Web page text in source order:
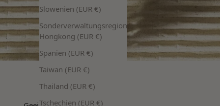
Slowenien (EUR €)
Sonderverwaltungsregion
Hongkong (EUR €)
Spanien (EUR €)
Taiwan (EUR €)
Thailand (EUR €)
Tschechien (EUR €)